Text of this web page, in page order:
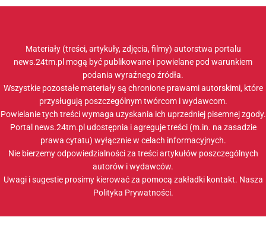
Materiały (treści, artykuły, zdjęcia, filmy) autorstwa portalu
news.24tm.pl mogą być publikowane i powielane pod warunkiem
podania wyraźnego źródła.
Wszystkie pozostałe materiały są chronione prawami autorskimi, które
przysługują poszczególnym twórcom i wydawcom.
Powielanie tych treści wymaga uzyskania ich uprzedniej pisemnej zgody.
Portal news.24tm.pl udostępnia i agreguje treści (m.in. na zasadzie
prawa cytatu) wyłącznie w celach informacyjnych.
Nie bierzemy odpowiedzialności za treści artykułów poszczególnych
autorów i wydawców.
Uwagi i sugestie prosimy kierować za pomocą zakładki kontakt. Nasza
Polityka Prywatności.